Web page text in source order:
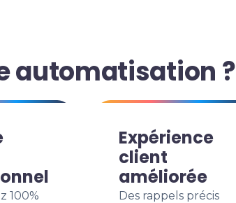
automatisation ?
100%
Expérience
client
améliorée
Des rappels précis